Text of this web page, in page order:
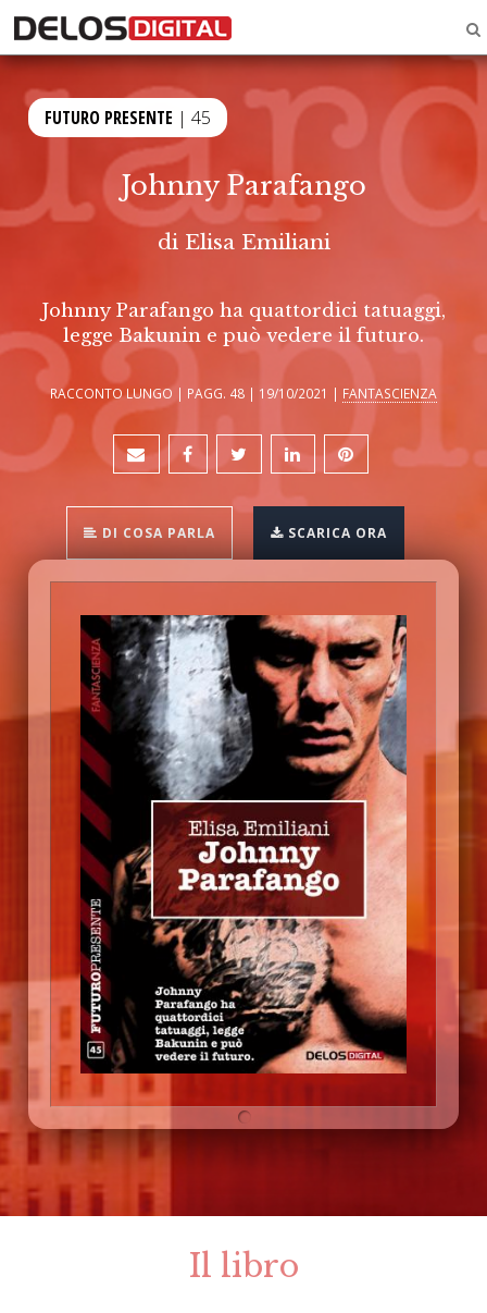
FUTURO PRESENTE | 45
Johnny Parafango
di Elisa Emiliani
Johnny Parafango ha quattordici tatuaggi,
legge Bakunin e può vedere il futuro.
RACCONTO LUNGO | PAGG. 48 | 19/10/2021 | FANTASCIENZA
DI COSA PARLA SCARICA ORA
Il libro